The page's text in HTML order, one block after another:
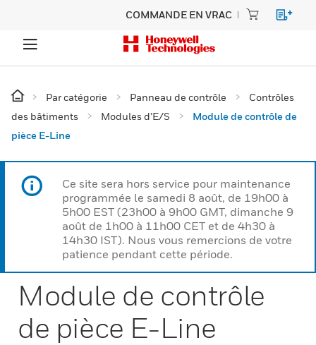
COMMANDE EN VRAC
Par catégorie Panneau de contrôle
Contrôles
des bâtiments
Modules d’E/S
Module de contrôle de
pièce E-Line
Ce site sera hors service pour maintenance
programmée le samedi 8 août, de 19h00 à
5h00 EST (23h00 à 9h00 GMT, dimanche 9
août de 1h00 à 11h00 CET et de 4h30 à
14h30 IST). Nous vous remercions de votre
patience pendant cette période.
Module de contrôle
de pièce E-Line